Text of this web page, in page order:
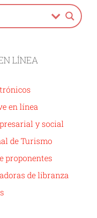
LÍNEA
en línea
y social
de Turismo
proponentes
de libranza